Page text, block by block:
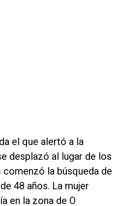
el que alertó a la
desplazó al lugar de los
la búsqueda de
48 años. La mujer
en la zona de O